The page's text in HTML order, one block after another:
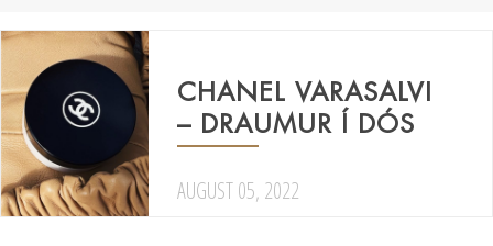
CHANEL VARASALVI
– DRAUMUR Í DÓS
AUGUST 05, 2022